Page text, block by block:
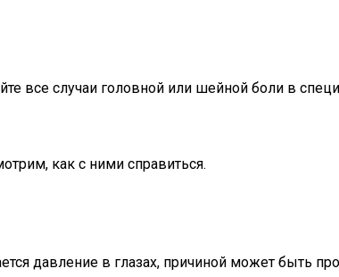
все случаи головной или шейной боли в
как с ними справиться.
давление в глазах, причиной может быть